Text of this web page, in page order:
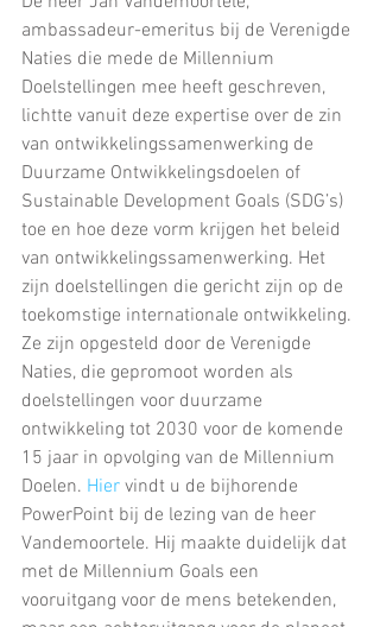
ambassadeur-emeritus bij de Verenigde
Naties die mede de Millennium
Doelstellingen mee heeft geschreven,
lichtte vanuit deze expertise over de zin
van ontwikkelingssamenwerking de
Duurzame Ontwikkelingsdoelen of
Sustainable Development Goals (SDG’s)
toe en hoe deze vorm krijgen het beleid
van ontwikkelingssamenwerking. Het
zijn doelstellingen die gericht zijn op de
toekomstige internationale ontwikkeling.
Ze zijn opgesteld door de Verenigde
Naties, die gepromoot worden als
doelstellingen voor duurzame
ontwikkeling tot 2030 voor de komende
15 jaar in opvolging van de Millennium
Doelen. Hier vindt u de bijhorende
PowerPoint bij de lezing van de heer
Vandemoortele. Hij maakte duidelijk dat
met de Millennium Goals een
vooruitgang voor de mens betekenden,